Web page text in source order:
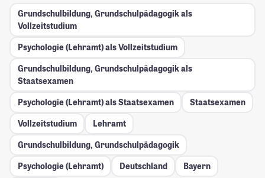
Grundschulbildung, Grundschulpädagogik als
Vollzeitstudium
Psychologie (Lehramt) als Vollzeitstudium
Grundschulbildung, Grundschulpädagogik als
Staatsexamen
Psychologie (Lehramt) als Staatsexamen
Staatsexamen
Vollzeitstudium
Lehramt
Grundschulbildung, Grundschulpädagogik
Psychologie (Lehramt)
Deutschland
Bayern